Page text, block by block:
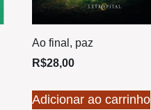
Ao final, paz
R$28,00
Adicionar ao carrinho